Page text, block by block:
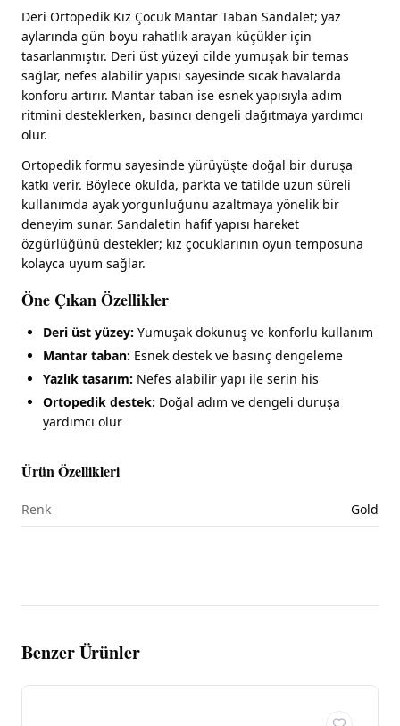
Deri Ortopedik Kız Çocuk Mantar Taban Sandalet; yaz
aylarında gün boyu rahatlık arayan küçükler için
tasarlanmıştır. Deri üst yüzeyi cilde yumuşak bir temas
sağlar, nefes alabilir yapısı sayesinde sıcak havalarda
konforu artırır. Mantar taban ise esnek yapısıyla adım
ritmini desteklerken, basıncı dengeli dağıtmaya yardımcı
olur.
Ortopedik formu sayesinde yürüyüşte doğal bir duruşa
katkı verir. Böylece okulda, parkta ve tatilde uzun süreli
kullanımda ayak yorgunluğunu azaltmaya yönelik bir
deneyim sunar. Sandaletin hafif yapısı hareket
özgürlüğünü destekler; kız çocuklarının oyun temposuna
kolayca uyum sağlar.
Öne Çıkan Özellikler
Deri üst yüzey: Yumuşak dokunuş ve konforlu kullanım
Mantar taban: Esnek destek ve basınç dengeleme
Yazlık tasarım: Nefes alabilir yapı ile serin his
Ortopedik destek: Doğal adım ve dengeli duruşa
yardımcı olur
Ürün Özellikleri
Renk Gold
Benzer Ürünler